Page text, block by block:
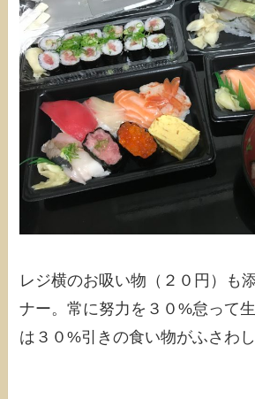
レジ横のお吸い物（２０円）も
ナー。常に努力を３０%怠って
は３０%引きの食い物がふさわし